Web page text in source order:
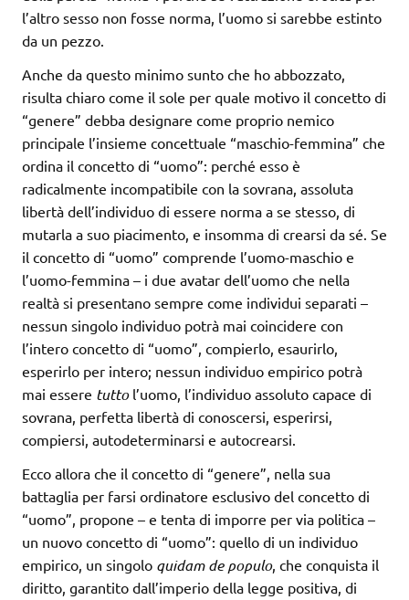
l’altro sesso non fosse norma, l’uomo si sarebbe estinto
da un pezzo.
Anche da questo minimo sunto che ho abbozzato,
risulta chiaro come il sole per quale motivo il concetto di
“genere” debba designare come proprio nemico
principale l’insieme concettuale “maschio-femmina” che
ordina il concetto di “uomo”: perché esso è
radicalmente incompatibile con la sovrana, assoluta
libertà dell’individuo di essere norma a se stesso, di
mutarla a suo piacimento, e insomma di crearsi da sé. Se
il concetto di “uomo” comprende l’uomo-maschio e
l’uomo-femmina – i due avatar dell’uomo che nella
realtà si presentano sempre come individui separati –
nessun singolo individuo potrà mai coincidere con
l’intero concetto di “uomo”, compierlo, esaurirlo,
esperirlo per intero; nessun individuo empirico potrà
mai essere tuttol’uomo, l’individuo assoluto capace di
sovrana, perfetta libertà di conoscersi, esperirsi,
compiersi, autodeterminarsi e autocrearsi.
Ecco allora che il concetto di “genere”, nella sua
battaglia per farsi ordinatore esclusivo del concetto di
“uomo”, propone – e tenta di imporre per via politica –
un nuovo concetto di “uomo”: quello di un individuo
empirico, un singolo quidam de populo, che conquista il
diritto, garantito dall’imperio della legge positiva, di